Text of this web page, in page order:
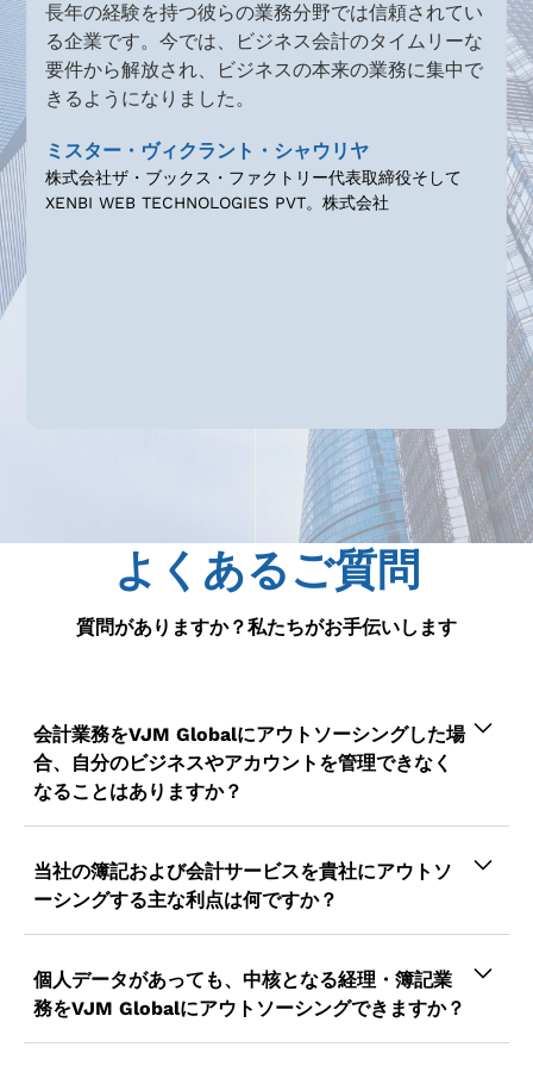
長年の経験を持つ彼らの業務分野では信頼されてい
る企業です。今では、ビジネス会計のタイムリーな
要件から解放され、ビジネスの本来の業務に集中で
きるようになりました。
ミスター・ヴィクラント・シャウリヤ
株式会社ザ・ブックス・ファクトリー代表取締役そして
XENBI WEB TECHNOLOGIES PVT。株式会社
よくあるご質問
質問がありますか？私たちがお手伝いします
会計業務をVJM Globalにアウトソーシングした場
合、自分のビジネスやアカウントを管理できなく
なることはありますか？
アカウントを完全に管理できます。実際、業務を
アウトソーシングすることで、簿記のニーズを適
て引き受けながら、一次管理はお客様の手元に委
ねることができます。
当社の簿記および会計サービスを貴社にアウトソ
ーシングする主な利点は何ですか？
成長計画に集中し、不要なコストを削減する必要
があると感じたら、経理業務を外部委託する準備
個人データがあっても、中核となる経理・簿記業
務をVJM Globalにアウトソーシングできますか？